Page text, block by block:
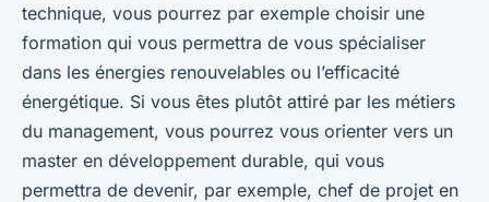
technique, vous pourrez par exemple choisir une
formation qui vous permettra de vous spécialiser
dans les énergies renouvelables ou l’efficacité
énergétique. Si vous êtes plutôt attiré par les métiers
du management, vous pourrez vous orienter vers un
master en développement durable, qui vous
permettra de devenir, par exemple, chef de projet en